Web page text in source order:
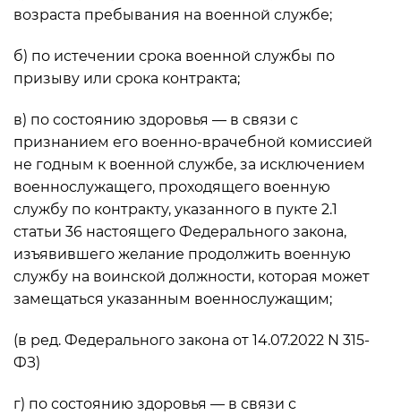
возраста пребывания на военной службе;
б) по истечении срока военной службы по
призыву или срока контракта;
в) по состоянию здоровья — в связи с
признанием его военно-врачебной комиссией
не годным к военной службе, за исключением
военнослужащего, проходящего военную
службу по контракту, указанного в пукте 2.1
статьи 36 настоящего Федерального закона,
изъявившего желание продолжить военную
службу на воинской должности, которая может
замещаться указанным военнослужащим;
(в ред. Федерального закона от 14.07.2022 N 315-
ФЗ)
г) по состоянию здоровья — в связи с